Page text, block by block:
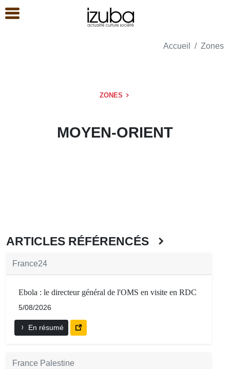
Accueil Zones
ZONES
MOYEN-ORIENT
ARTICLES RÉFÉRENCÉS
France24
Ebola : le directeur général de l'OMS en visite en RDC
5/08/2026
En résumé
France Palestine